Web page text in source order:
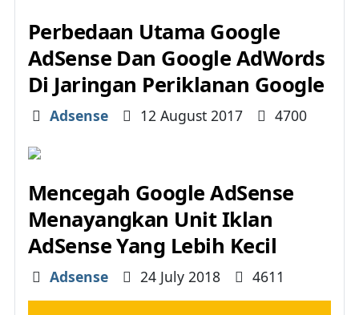
Perbedaan Utama Google
AdSense Dan Google AdWords
Di Jaringan Periklanan Google
Details
Adsense 12 August 2017 4700
Mencegah Google AdSense
Menayangkan Unit Iklan
AdSense Yang Lebih Kecil
Details
Adsense 24 July 2018 4611